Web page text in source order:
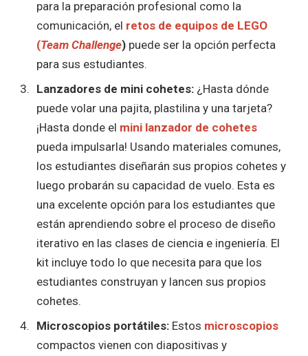
para la preparación profesional como la
comunicación, el retos de equipos de LEGO
(Team Challenge)puede ser la opción perfecta
para sus estudiantes.
Lanzadores de mini cohetes:¿Hasta dónde
puede volar una pajita, plastilina y una tarjeta?
¡Hasta donde el mini lanzador de cohetes
pueda impulsarla! Usando materiales comunes,
los estudiantes diseñarán sus propios cohetes y
luego probarán su capacidad de vuelo. Esta es
una excelente opción para los estudiantes que
están aprendiendo sobre el proceso de diseño
iterativo en las clases de ciencia e ingeniería. El
kit incluye todo lo que necesita para que los
estudiantes construyan y lancen sus propios
cohetes.
Microscopios portátiles: Estos microscopios
compactos vienen con diapositivas y